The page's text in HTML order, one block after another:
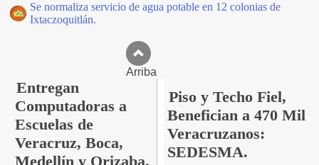
Se normaliza servicio de agua potable en 12 colonias de
Ixtaczoquitlán.
Arriba
Entregan
Computadoras a
Escuelas de
Veracruz, Boca,
Medellín y Orizaba.
Piso y Techo Fiel,
Benefician a 470 Mil
Veracruzanos:
SEDESMA.